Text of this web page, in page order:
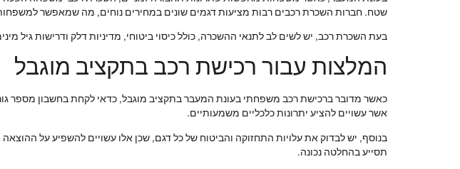
שטח. חברות השכרת רכבים רבות מציעות דגמים שונים במחירים נוחים, מה שמאפשר
בעת השכרת רכב, יש לשים לב לתנאי ההשכרה, כולל כיסוי ביטוחי, מדיניות דלק ודרישות גיל
המלצות עבור רכישת רכב בתקציב מוגבל
כאשר מדובר ברכישת רכב משפחתי בעונת המעבר בתקציב מוגבל, כדאי לקחת בחשבון מספר
אשר עשויים להציע יתרונות כלכליים משמעותיים.
בנוסף, יש לבדוק את עלויות התחזוקה והביטוח של כל דגם, שכן אלו עשויים להשפיע על
תסייע בהחלטה נכונה.